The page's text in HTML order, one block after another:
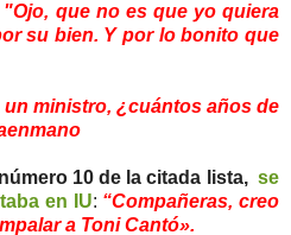
que no es que yo quiera
su bien. Y por lo bonito que
un ministro, ¿cuántos años de
10 de la citada lista,se
en IU: “Compañeras, creo
a Toni Cantó».